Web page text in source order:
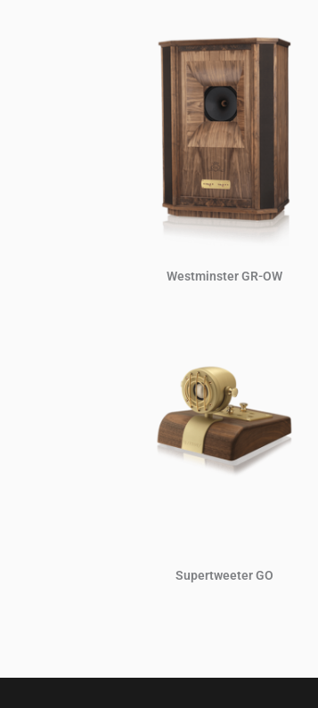
Westminster GR-OW
Supertweeter GO